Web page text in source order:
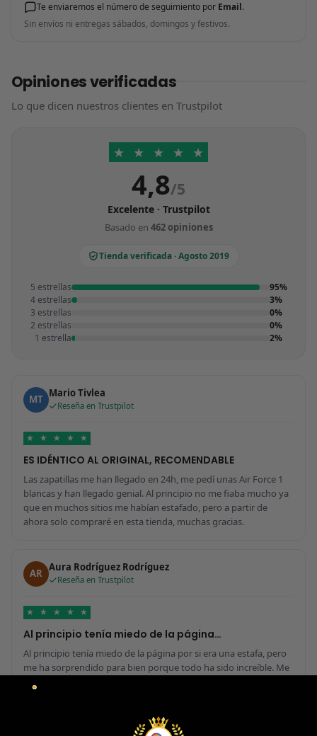
Te enviaremos el número de seguimiento por Email.
Sin envíos ni entregas sábados, domingos y festivos.
Opiniones verificadas
Lo que dicen nuestros clientes en Trustpilot
★ ★ ★ ★ ★
4,8/5
Excelente · Trustpilot
Basado en 462 opiniones
Tienda verificada · Agosto 2019
5 estrellas
95%
4 estrellas
3%
3 estrellas
0%
2 estrellas
0%
1 estrella
2%
MT Mario Tivlea
Reseña en Trustpilot
★ ★ ★ ★ ★
ES IDÉNTICO AL ORIGINAL, RECOMENDABLE
Las zapatillas me han llegado en 24h, me pedí unas Air Force 1
blancas y han llegado genial. Al principio no me fiaba mucho ya
que en muchos sitios me habían estafado, pero a partir de
ahora solo compraré en esta tienda, muchas gracias.
AR Aura Rodríguez Rodríguez
Reseña en Trustpilot
★ ★ ★ ★ ★
Al principio tenía miedo de la página…
Al principio tenía miedo de la página por si era una estafa, pero
me ha sorprendido para bien porque todo ha sido increíble. Me